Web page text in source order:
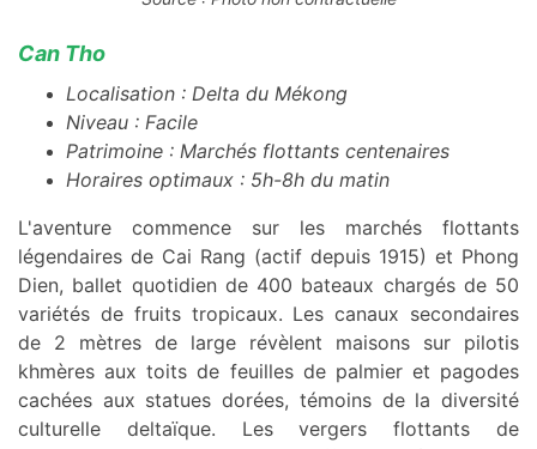
Can Tho
Localisation : Delta du Mékong
Niveau : Facile
Patrimoine : Marchés flottants centenaires
Horaires optimaux : 5h-8h du matin
L'aventure commence sur les marchés flottants
légendaires de Cai Rang (actif depuis 1915) et Phong
Dien, ballet quotidien de 400 bateaux chargés de 50
variétés de fruits tropicaux. Les canaux secondaires
de 2 mètres de large révèlent maisons sur pilotis
khmères aux toits de feuilles de palmier et pagodes
cachées aux statues dorées, témoins de la diversité
culturelle deltaïque. Les vergers flottants de